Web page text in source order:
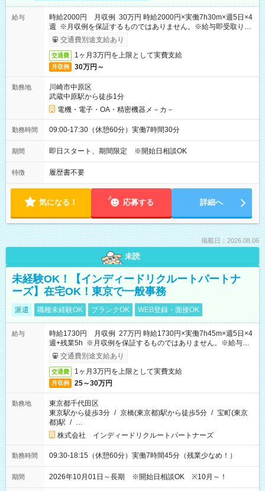
給与
時給2000円 月収例 30万円 時給2000円×実働7h30m×週5日×4
週 ※月収例を保証するものではありません。※給与即受取りサ
ービス利用可（利用条件有）
交通費別途支給あり
交通費 1ヶ月3万円を上限として実費支給
月収例 30万円～
勤務地
川崎市中原区
武蔵中原駅から徒歩1分
電機・電子・OA・精密機器メ－カ－
勤務時間 09:00-17:30（休憩60分）実働7時間30分
期間 即日スタート、期間限定 ※開始日相談OK
特徴 履歴書不要
気になる！ 応募する 詳細へ
掲載日：2026.08.06
未読
未経験OK！【インディードリクルートパートナ
ーズ】在宅OK！東京で一般事務
派遣 職種未経験OK ブランクOK WEB登録・面接OK
給与
時給1730円 月収例 27万円 時給1730円×実働7h45m×週5日×4
週+残業5h ※月収例を保証するものではありません。※給与即
受取りサービス利用可（利用条件有）
交通費別途支給あり
交通費 1ヶ月3万円を上限として実費支給
月収例 25～30万円
勤務地
東京都千代田区
東京駅から徒歩3分 / 京橋(東京都)駅から徒歩5分 / 宝町(東京
都)駅 / …
株式会社 インディードリクルートパートナーズ
勤務時間 09:30-18:15（休憩60分）実働7時間45分（残業少なめ！）
期間 2026年10月01日～長期 ※開始日相談OK ※10月～！